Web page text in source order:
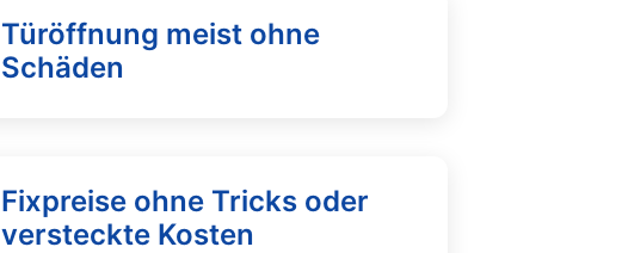
Türöffnung meist ohne
Schäden
Fixpreise ohne Tricks oder
versteckte Kosten